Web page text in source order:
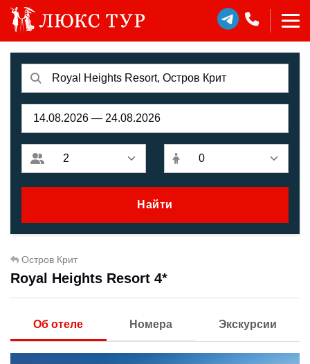
Найти
Остров Крит
Royal Heights Resort 4*
Об отеле Номера Экскурсии